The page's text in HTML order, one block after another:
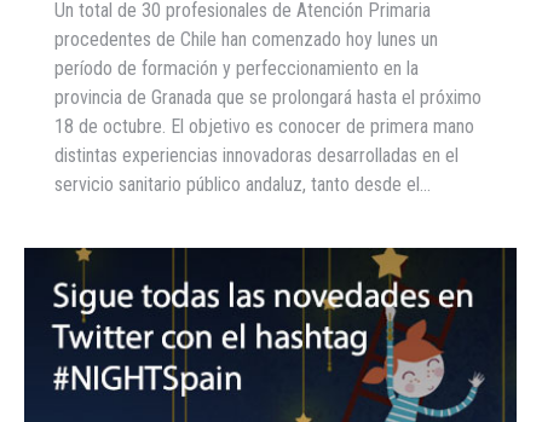
Un total de 30 profesionales de Atención Primaria
procedentes de Chile han comenzado hoy lunes un
período de formación y perfeccionamiento en la
provincia de Granada que se prolongará hasta el próximo
18 de octubre. El objetivo es conocer de primera mano
distintas experiencias innovadoras desarrolladas en el
servicio sanitario público andaluz, tanto desde el…